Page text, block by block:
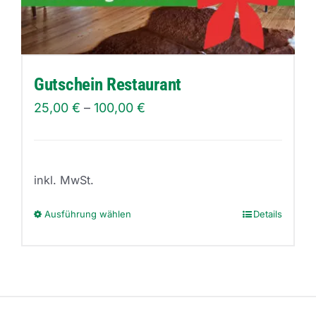
Gutschein Restaurant
25,00 € – 100,00 €
inkl. MwSt.
Ausführung wählen Details